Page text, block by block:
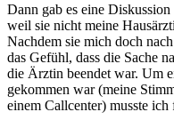
Dann gab es eine
weil sie nicht meine
Nachdem sie mich doch
das Gefühl, dass die Sache
die Ärztin beendet war. Um
gekommen war (meine
einem Callcenter) musste ich